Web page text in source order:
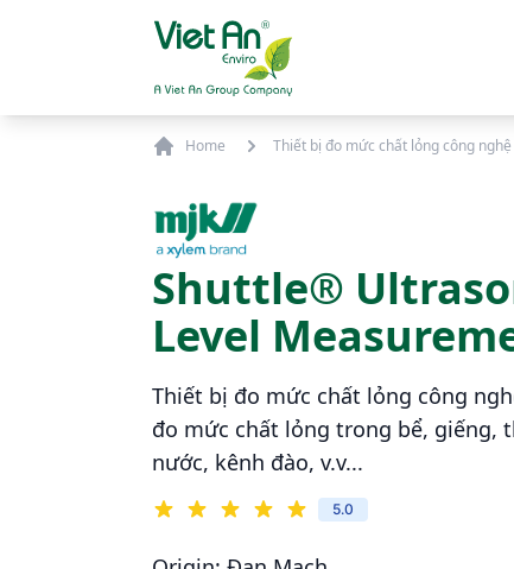
Home Thiết bị đo mức chất lỏng công
Shuttle®
Level
Thiết bị đo mức chất lỏng công
đo mức chất lỏng trong bể, giếng,
nước, kênh đào, v.v...
5.0